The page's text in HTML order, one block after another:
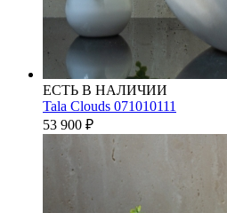
ЕСТЬ В НАЛИЧИИ
Tala Clouds 071010111
53 900 ₽